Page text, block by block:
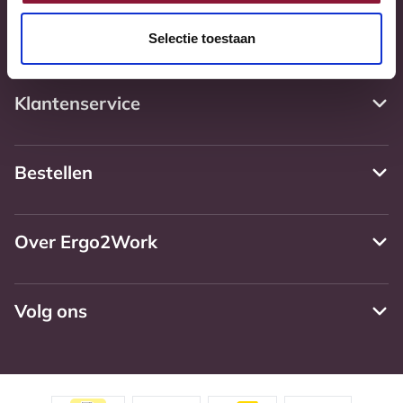
Selectie toestaan
Klantenservice
Bestellen
Over Ergo2Work
Volg ons